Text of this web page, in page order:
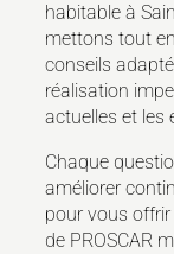
habitable à
mettons tout
conseils
réalisation
actuelles et les
Chaque
améliorer
pour vous offrir
de PROSCAR